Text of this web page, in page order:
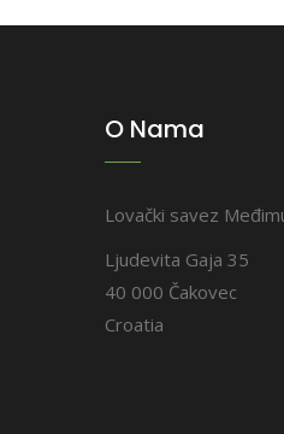
O Nama
Lovački savez
Ljudevita Gaja 35
40 000 Čakovec
Croatia